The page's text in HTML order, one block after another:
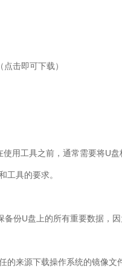
点击即可下载）
用工具之前，通常需要将U
工具的要求。
份U盘上的所有重要数据，
来源下载操作系统的镜像文